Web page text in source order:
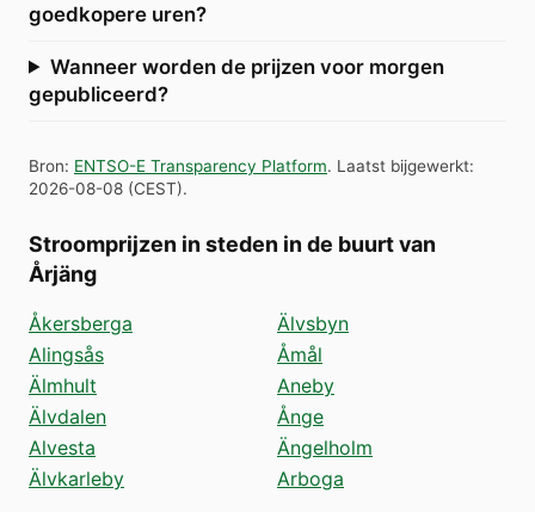
goedkopere uren?
Wanneer worden de prijzen voor morgen
gepubliceerd?
Bron: ENTSO-E Transparency Platform. Laatst bijgewerkt:
2026-08-08 (CEST).
Stroomprijzen in steden in de buurt van
Årjäng
Åkersberga
Alingsås
Älmhult
Älvdalen
Alvesta
Älvkarleby
Älvsbyn
Åmål
Aneby
Ånge
Ängelholm
Arboga